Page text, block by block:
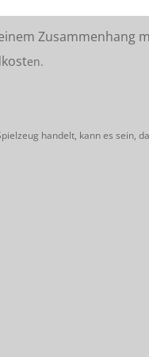
Zusammenhang
en.
handelt, kann es sein,